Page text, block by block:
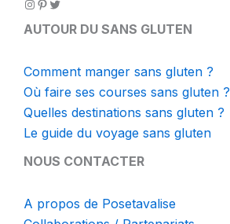
AUTOUR DU SANS GLUTEN
Comment manger sans gluten ?
Où faire ses courses sans gluten ?
Quelles destinations sans gluten ?
Le guide du voyage sans gluten
NOUS CONTACTER
A propos de Posetavalise